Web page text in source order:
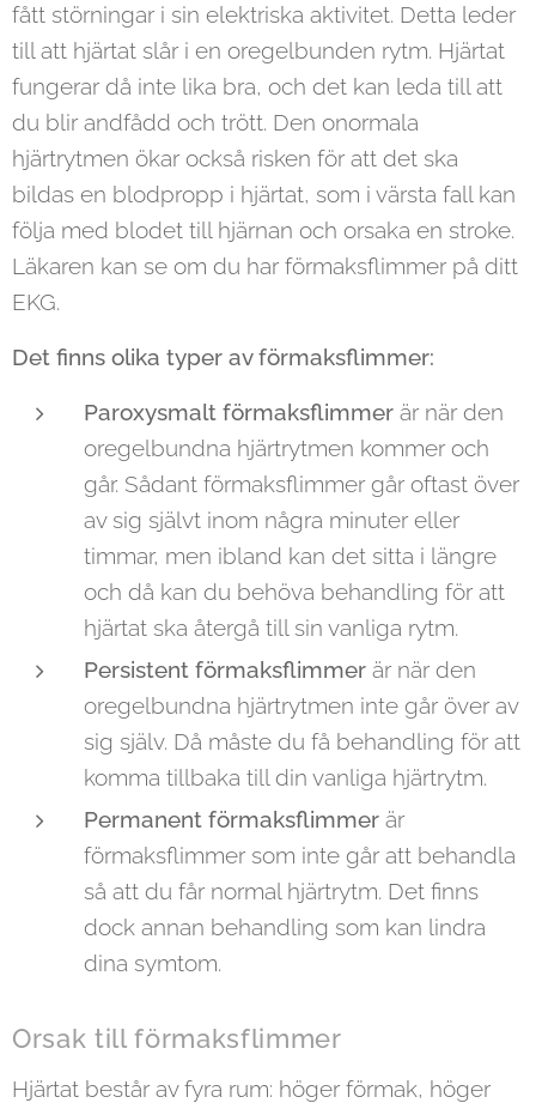
fått störningar i sin elektriska aktivitet. Detta leder
till att hjärtat slår i en oregelbunden rytm. Hjärtat
fungerar då inte lika bra, och det kan leda till att
du blir andfådd och trött. Den onormala
hjärtrytmen ökar också risken för att det ska
bildas en blodpropp i hjärtat, som i värsta fall kan
följa med blodet till hjärnan och orsaka en stroke.
Läkaren kan se om du har förmaksflimmer på ditt
EKG.
Det finns olika typer av förmaksflimmer:
Paroxysmalt förmaksflimmer är när den
oregelbundna hjärtrytmen kommer och
går. Sådant förmaksflimmer går oftast över
av sig självt inom några minuter eller
timmar, men ibland kan det sitta i längre
och då kan du behöva behandling för att
hjärtat ska återgå till sin vanliga rytm.
Persistent förmaksflimmer är när den
oregelbundna hjärtrytmen inte går över av
sig själv. Då måste du få behandling för att
komma tillbaka till din vanliga hjärtrytm.
Permanent förmaksflimmer är
förmaksflimmer som inte går att behandla
så att du får normal hjärtrytm. Det finns
dock annan behandling som kan lindra
dina symtom.
Orsak till förmaksflimmer
Hjärtat består av fyra rum: höger förmak, höger